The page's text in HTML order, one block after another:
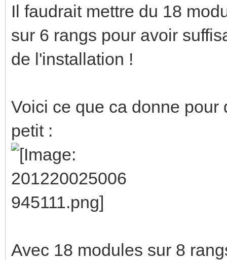
Il faudrait mettre du 18
sur 6 rangs pour avoir
de l'installation !
Voici ce que ca donne
petit :
Avec 18 modules sur 8